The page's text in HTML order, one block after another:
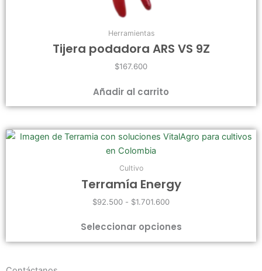
Herramientas
Tijera podadora ARS VS 9Z
$167.600
Añadir al carrito
Cultivo
Terramía Energy
$92.500 - $1.701.600
Rango
hasta
$1.701.600
Seleccionar opciones
Este